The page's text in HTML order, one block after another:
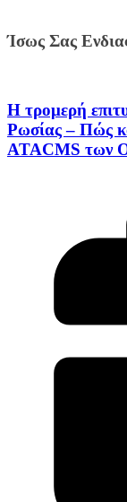
Ίσως Σας
Η τρομερή
Ρωσίας – Πώς
ATACMS των